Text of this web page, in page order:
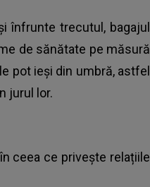
înfrunte trecutul, bagajul
de sănătate pe măsură
pot ieși din umbră, astfel
jurul lor.
ceea ce privește relațiile